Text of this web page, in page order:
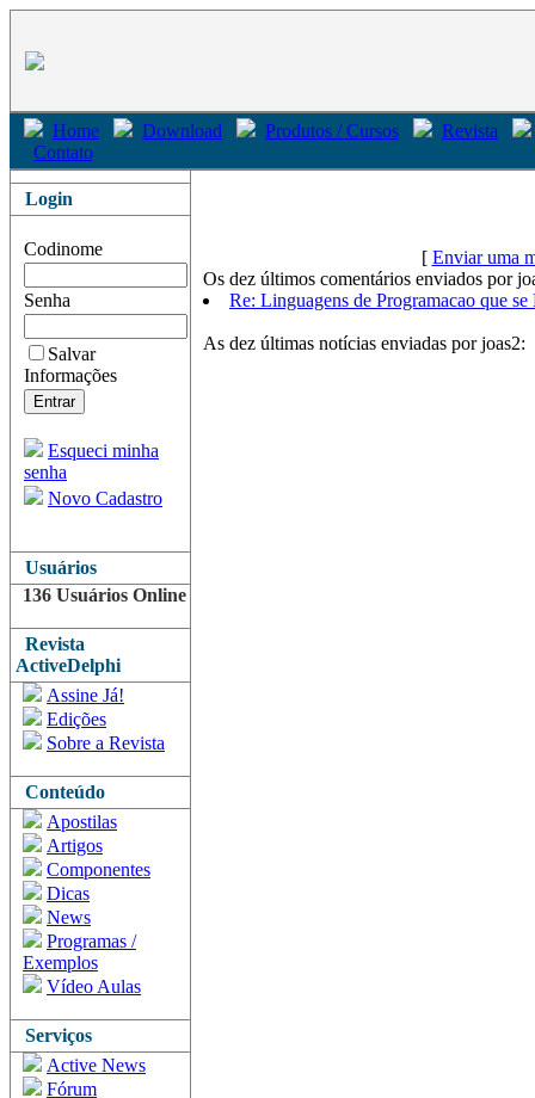
Home Download Produtos / Cursos
Revista
Contato
Login
Codinome
Senha
Salvar
Informações
Esqueci minha
senha
Novo Cadastro
Usuários
136 Usuários Online
Revista
ActiveDelphi
Assine Já!
Edições
Sobre a Revista
Conteúdo
Apostilas
Artigos
Componentes
Dicas
News
Programas /
Exemplos
Vídeo Aulas
Serviços
Active News
Fórum
[ Enviar uma
Os dez últimos comentários enviados por
Re: Linguagens de Programacao que se
As dez últimas notícias enviadas por joas2: